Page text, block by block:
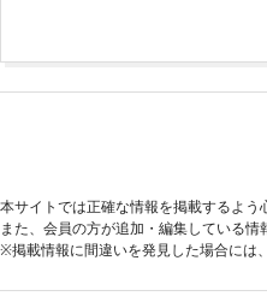
本サイトでは正確な情報を掲載するよ
また、会員の方が追加・編集している
※掲載情報に間違いを発見した場合には、